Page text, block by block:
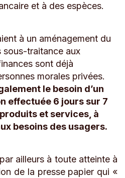
et à des espèces.
à un aménagement du
sous-traitance aux
sont déjà
morales privées.
le besoin d’un
effectuée 6 jours sur 7
et services, à
besoins des usagers.
ailleurs à toute atteinte à
de la presse papier qui «